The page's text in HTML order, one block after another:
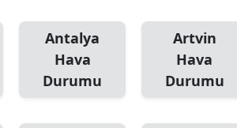
Antalya
Hava
Durumu
Artvin
Hava
Durumu